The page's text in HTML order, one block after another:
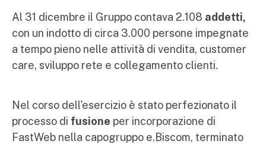
Al 31 dicembre il Gruppo contava 2.108 addetti,
con un indotto di circa 3.000 persone impegnate
a tempo pieno nelle attività di vendita, customer
care, sviluppo rete e collegamento clienti.
Nel corso dell'esercizio è stato perfezionato il
processo di fusione per incorporazione di
FastWeb nella capogruppo e.Biscom, terminato